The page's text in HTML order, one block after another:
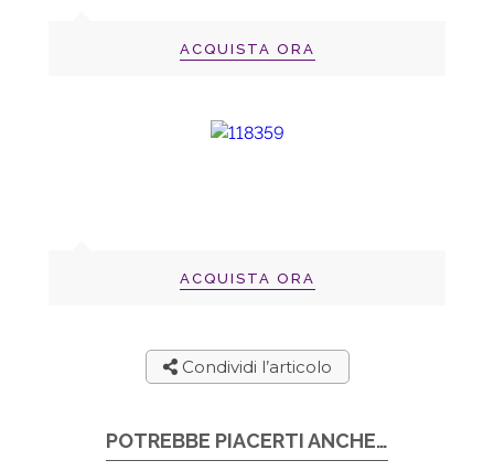
ACQUISTA ORA
ACQUISTA ORA
Condividi l’articolo
POTREBBE PIACERTI ANCHE…